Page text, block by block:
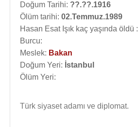
Doğum Tarihi: ??.??.1916
Ölüm tarihi: 02.Temmuz.1989
Hasan Esat Işık kaç yaşında öldü :
Burcu:
Meslek: Bakan
Doğum Yeri: İstanbul
Ölüm Yeri:
Türk siyaset adamı ve diplomat.